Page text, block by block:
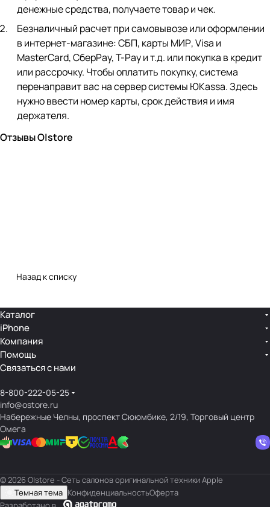
денежные средства, получаете товар и чек.
Безналичный расчет при самовывозе или оформлении
в интернет-магазине: СБП, карты МИР, Visa и
MasterCard, СберPay, Т-Pay и т.д. или покупка в кредит
или рассрочку. Чтобы оплатить покупку, система
перенаправит вас на сервер системы ЮKassa. Здесь
нужно ввести номер карты, срок действия и имя
держателя.
Отзывы O|store
Назад к списку
Каталог
iPhone
Компания
Помощь
Связаться с нами
8-800-222-05-25
info@ostore.ru
Набережные Челны, проспект Сююмбике, 2/19, Торговый центр
Омега
© 2026 O|store - Сеть салонов оригинальной техники Apple
Темная тема КонфиденциальностьОферта